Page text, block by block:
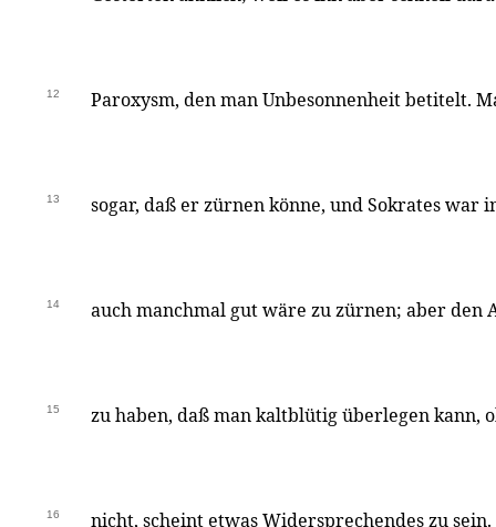
12 Paroxysm, den man Unbesonnenheit betitelt.
13 sogar, daß er zürnen könne, und Sokrates war
14 auch manchmal gut wäre zu zürnen; aber den
15 zu haben, daß man kaltblütig überlegen kann,
16 nicht, scheint etwas Widersprechendes zu